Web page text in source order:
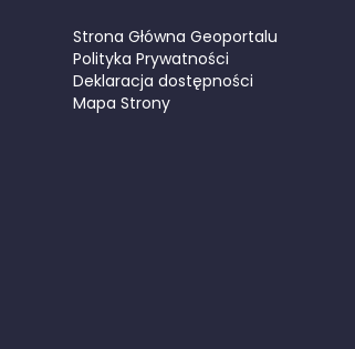
Strona Główna Geoportalu
Polityka Prywatności
Deklaracja dostępności
Mapa Strony